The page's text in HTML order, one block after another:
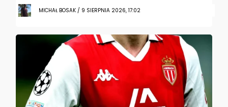
MICHAŁ BOSAK / 9 SIERPNIA 2026, 17:02